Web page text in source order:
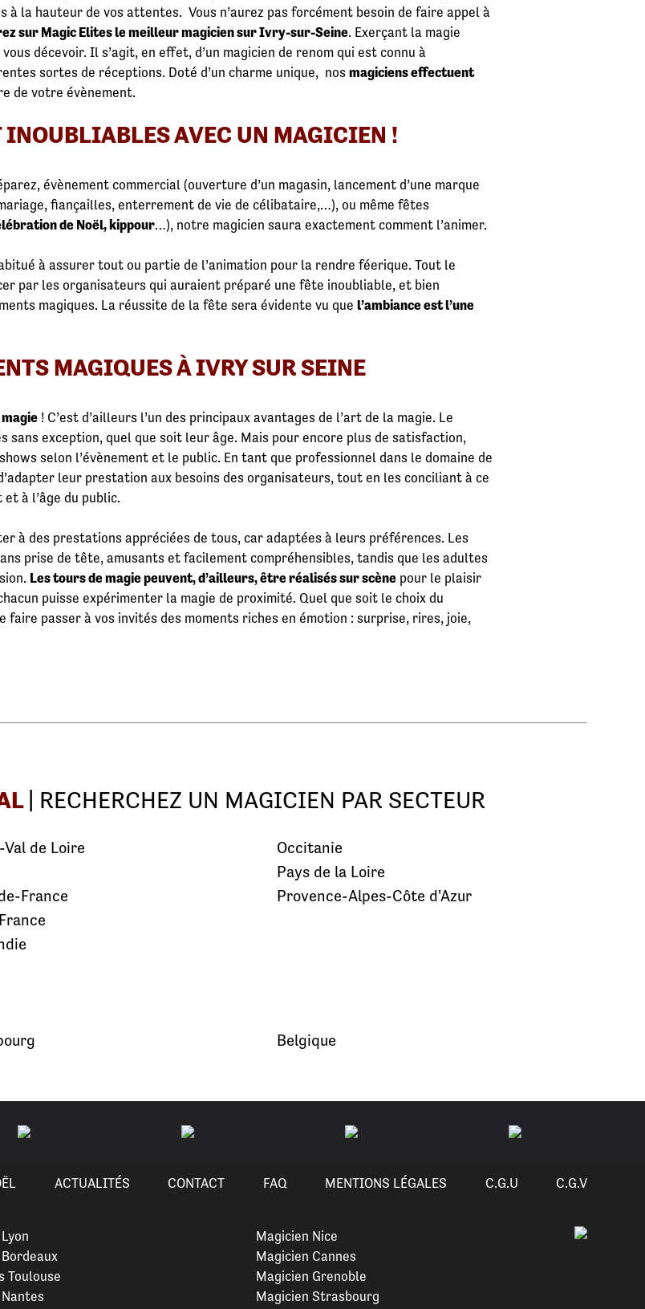
la hauteur de vos attentes. Vous n’aurez pas forcément besoin de faire appel à
sur Magic Elites le meilleur magicien sur Ivry-sur-Seine. Exerçant la magie
décevoir. Il s’agit, en effet, d’un magicien de renom qui est connu à
sortes de réceptions. Doté d’un charme unique, nos magiciens effectuent
de votre évènement.
INOUBLIABLES AVEC UN MAGICIEN !
évènement commercial (ouverture d’un magasin, lancement d’une marque
fiançailles, enterrement de vie de célibataire,…), ou même fêtes
de Noël, kippour…), notre magicien saura exactement comment l’animer.
à assurer tout ou partie de l’animation pour la rendre féerique. Tout le
par les organisateurs qui auraient préparé une fête inoubliable, et bien
magiques. La réussite de la fête sera évidente vu que l’ambiance est l’une
MAGIQUES À IVRY SUR SEINE
! C’est d’ailleurs l’un des principaux avantages de l’art de la magie. Le
sans exception, quel que soit leur âge. Mais pour encore plus de satisfaction,
selon l’évènement et le public. En tant que professionnel dans le domaine de
leur prestation aux besoins des organisateurs, tout en les conciliant à ce
à l’âge du public.
à des prestations appréciées de tous, car adaptées à leurs préférences. Les
prise de tête, amusants et facilement compréhensibles, tandis que les adultes
Les tours de magie peuvent, d’ailleurs, être réalisés sur scène pour le plaisir
puisse expérimenter la magie de proximité. Quel que soit le choix du
faire passer à vos invités des moments riches en émotion : surprise, rires, joie,
| RECHERCHEZ UN MAGICIEN PAR SECTEUR
de Loire
France
Occitanie
Pays de la Loire
Provence-Alpes-Côte d'Azur
Belgique
ACTUALITÉS CONTACT FAQ MENTIONS LÉGALES C.G.U C.G.V
Toulouse
Magicien Nice
Magicien Cannes
Magicien Grenoble
Magicien Strasbourg